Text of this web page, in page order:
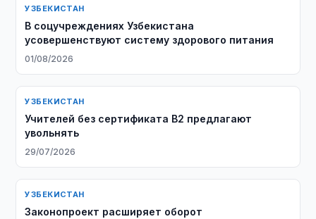
УЗБЕКИСТАН
В соцучреждениях Узбекистана
усовершенствуют систему здорового питания
01/08/2026
УЗБЕКИСТАН
Учителей без сертификата B2 предлагают
увольнять
29/07/2026
УЗБЕКИСТАН
Законопроект расширяет оборот